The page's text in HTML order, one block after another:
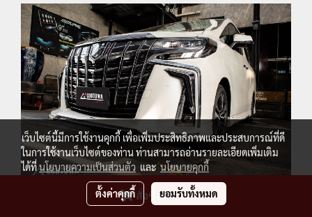
สั่งซื้อสินค้า
เว็บไซต์นี้มีการใช้งานคุกกี้ เพื่อเพิ่มประสิทธิภาพและประสบการณ์ที่ดี
ในการใช้งานเว็บไซต์ของท่าน ท่านสามารถอ่านรายละเอียดเพิ่มเติม
ได้ที่นโยบายความเป็นส่วนตัว และนโยบายคุกกี้
ตั้งค่าคุกกี้ ยอมรับทั้งหมด